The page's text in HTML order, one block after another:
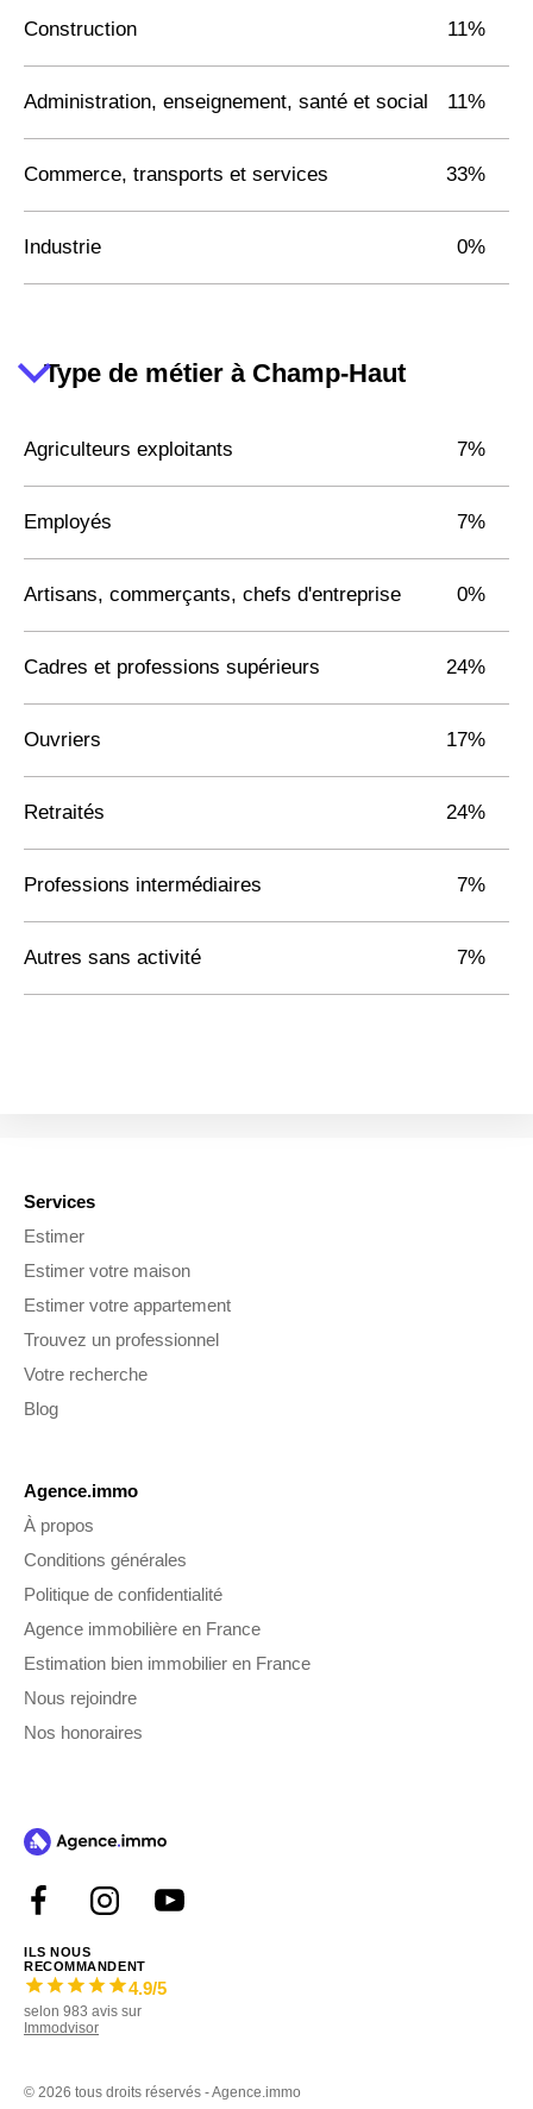
Construction 11%
Administration, enseignement, santé et social 11%
Commerce, transports et services 33%
Industrie 0%
Type de métier à Champ-Haut
Agriculteurs exploitants 7%
Employés 7%
Artisans, commerçants, chefs d'entreprise 0%
Cadres et professions supérieurs 24%
Ouvriers 17%
Retraités 24%
Professions intermédiaires 7%
Autres sans activité 7%
Services
Estimer
Estimer votre maison
Estimer votre appartement
Trouvez un professionnel
Votre recherche
Blog
Agence.immo
À propos
Conditions générales
Politique de confidentialité
Agence immobilière en France
Estimation bien immobilier en France
Nous rejoindre
Nos honoraires
ILS NOUS
RECOMMANDENT
4.9/5
selon 983 avis sur
Immodvisor
© 2026 tous droits réservés - Agence.immo